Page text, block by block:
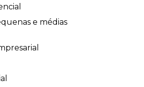
e médias